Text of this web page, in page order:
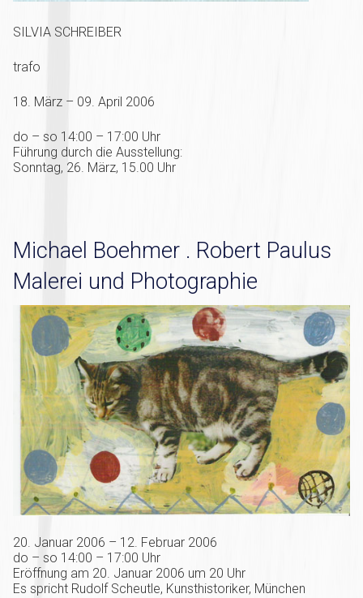
SILVIA SCHREIBER
trafo
18. März – 09. April 2006
do – so 14:00 – 17:00 Uhr
Führung durch die Ausstellung:
Sonntag, 26. März, 15.00 Uhr
Michael Boehmer . Robert Paulus
Malerei und Photographie
20. Januar 2006 – 12. Februar 2006
do – so 14:00 – 17:00 Uhr
Eröffnung am 20. Januar 2006 um 20 Uhr
Es spricht Rudolf Scheutle, Kunsthistoriker, München